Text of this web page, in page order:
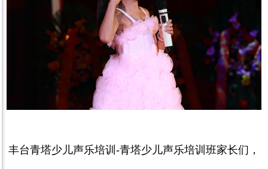
丰台青塔少儿声乐培训 -青塔少儿声乐培训班家长们，